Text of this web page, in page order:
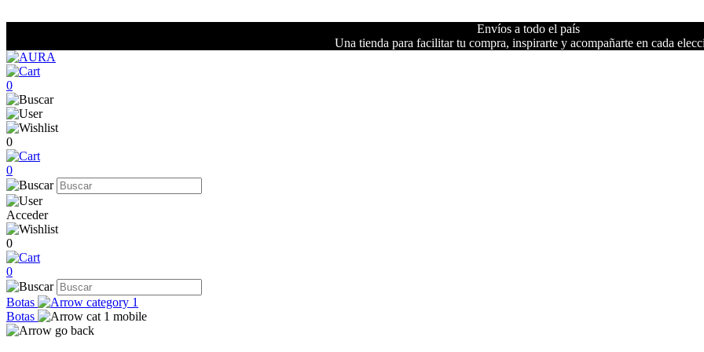
Envíos a todo el país
Una tienda para facilitar tu compra, inspirarte y acompañarte en cada
0
0
0
Acceder
0
0
Botas
Botas